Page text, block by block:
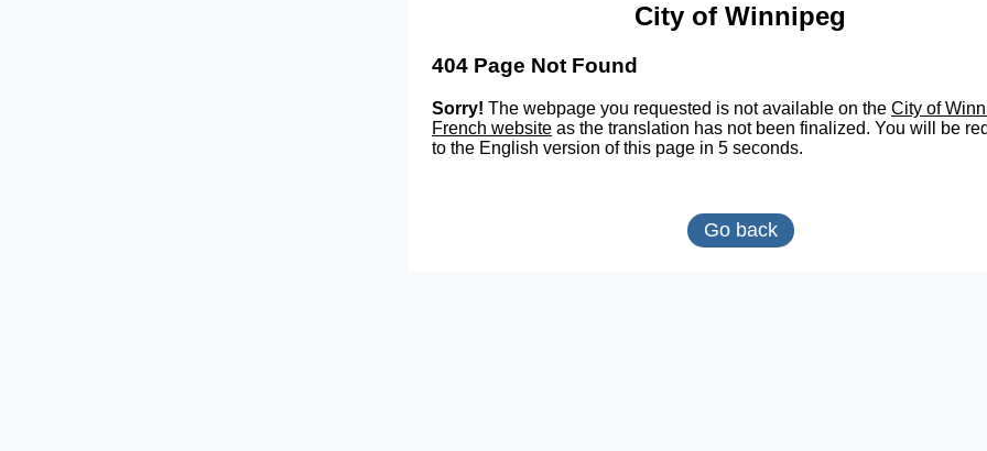
City of Winnipeg
404 Page Not Found
Sorry! The webpage you requested is not available on the City of
French website as the translation has not been finalized. You will be
to the English version of this page in 5 seconds.
Go back